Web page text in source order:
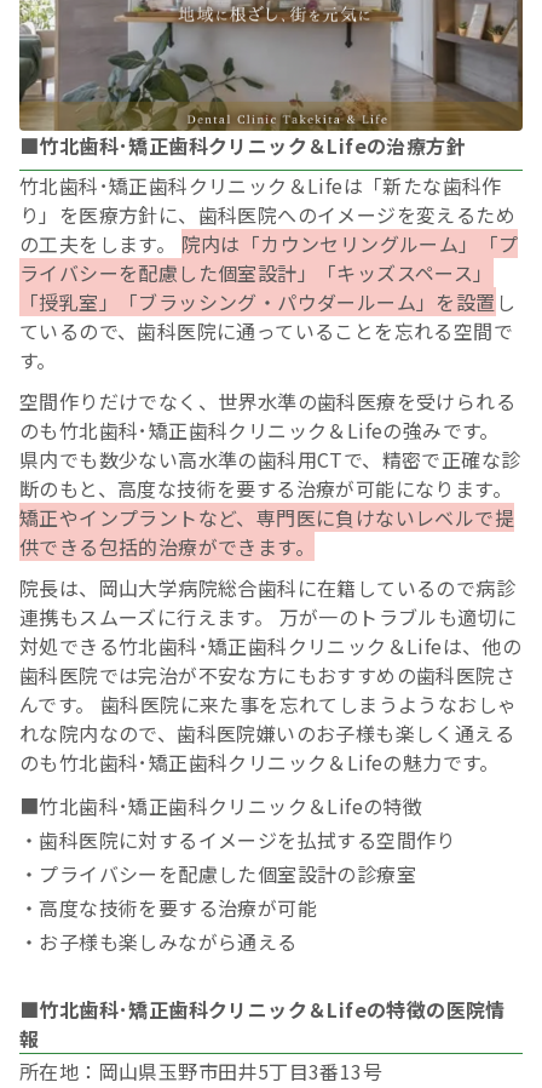
■竹北歯科･矯正歯科クリニック＆Lifeの治療方針
竹北歯科･矯正歯科クリニック＆Lifeは「新たな歯科作
り」を医療方針に、歯科医院へのイメージを変えるため
の工夫をします。 院内は「カウンセリングルーム」「プ
ライバシーを配慮した個室設計」「キッズスペース」
「授乳室」「ブラッシング・パウダールーム」を設置 し
ているので、歯科医院に通っていることを忘れる空間で
す。
空間作りだけでなく、世界水準の歯科医療を受けられる
のも竹北歯科･矯正歯科クリニック＆Lifeの強みです。
県内でも数少ない高水準の歯科用CTで、精密で正確な診
断のもと、高度な技術を要する治療が可能になります。
矯正やインプラントなど、専門医に負けないレベルで提
供できる包括的治療ができます。
院長は、岡山大学病院総合歯科に在籍しているので病診
連携もスムーズに行えます。 万が一のトラブルも適切に
対処できる竹北歯科･矯正歯科クリニック＆Lifeは、他の
歯科医院では完治が不安な方にもおすすめの歯科医院さ
んです。 歯科医院に来た事を忘れてしまうようなおしゃ
れな院内なので、歯科医院嫌いのお子様も楽しく通える
のも竹北歯科･矯正歯科クリニック＆Lifeの魅力です。
■竹北歯科･矯正歯科クリニック＆Lifeの特徴
・歯科医院に対するイメージを払拭する空間作り
・プライバシーを配慮した個室設計の診療室
・高度な技術を要する治療が可能
・お子様も楽しみながら通える
■竹北歯科･矯正歯科クリニック＆Lifeの特徴の医院情
報
所在地：岡山県玉野市田井5丁目3番13号